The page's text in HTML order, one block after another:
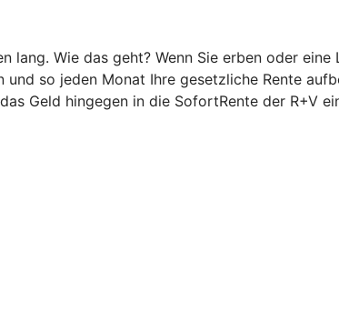
lang. Wie das geht? Wenn Sie erben oder
und so jeden Monat Ihre gesetzliche Rente
Geld hingegen in die SofortRente der R+V